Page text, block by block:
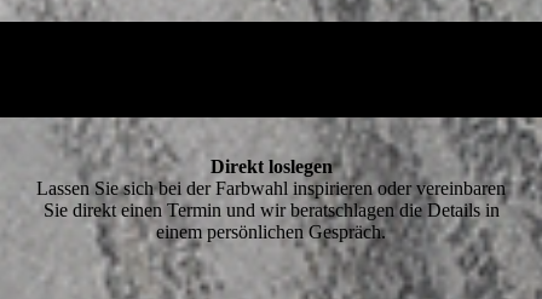
Direkt loslegen
Lassen Sie sich bei der Farbwahl inspirieren oder vereinbaren
Sie direkt einen Termin und wir beratschlagen die Details in
einem persönlichen Gespräch.